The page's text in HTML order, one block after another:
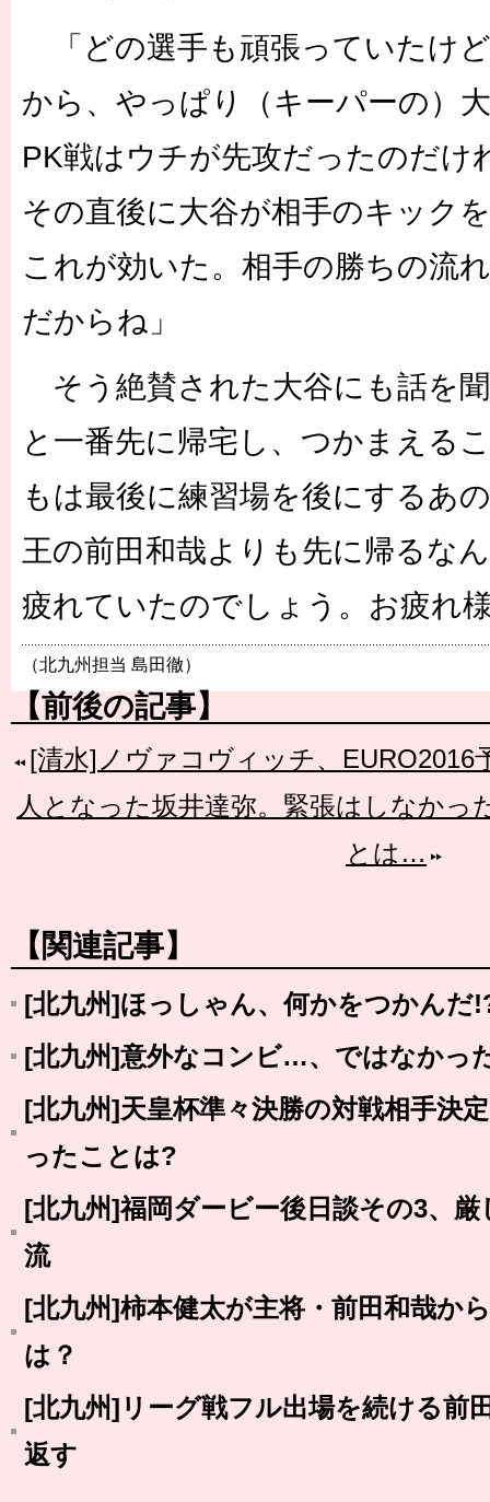
「どの選手も頑張っていたけ
から、やっぱり（キーパーの）
PK戦はウチが先攻だったのだけ
その直後に大谷が相手のキック
これが効いた。相手の勝ちの流
だからね」
そう絶賛された大谷にも話を
と一番先に帰宅し、つかまえる
もは最後に練習場を後にするあ
王の前田和哉よりも先に帰るな
疲れていたのでしょう。お疲れ
（北九州担当 島田徹）
【前後の記事】
[清水]ノヴァコヴィッチ、EURO2016
人となった坂井達弥。緊張はしなかっ
とは…
【関連記事】
[北九州]ほっしゃん、何かをつかんだ
[北九州]意外なコンビ…、ではなかっ
[北九州]天皇杯準々決勝の対戦相手決
ったことは?
[北九州]福岡ダービー後日談その3、
流
[北九州]柿本健太が主将・前田和哉か
は？
[北九州]リーグ戦フル出場を続ける前
返す